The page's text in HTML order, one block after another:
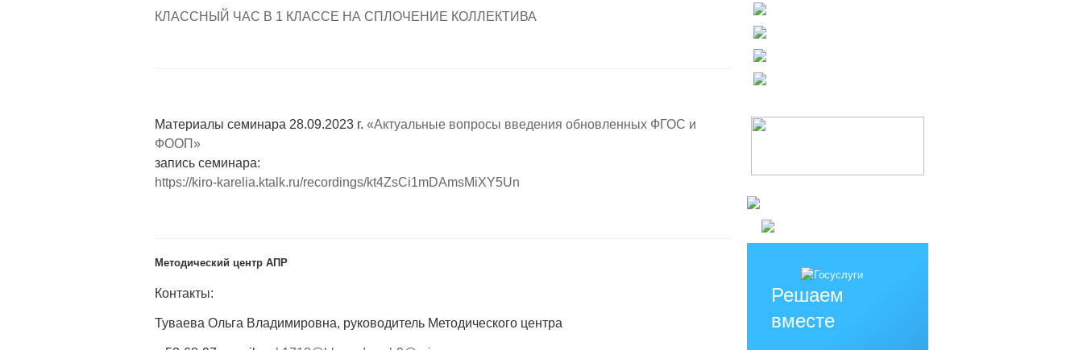
КЛАССНЫЙ ЧАС В 1 КЛАССЕ НА СПЛОЧЕНИЕ КОЛЛЕКТИВА
Материалы семинара 28.09.2023 г. «Актуальные вопросы введения обновленных ФГОС и
ФООП»
запись семинара:
https://kiro-karelia.ktalk.ru/recordings/kt4ZsCi1mDAmsMiXY5Un
Методический центр АПР
Контакты:
Туваева Ольга Владимировна, руководитель Методического центра
Решаем
вместе